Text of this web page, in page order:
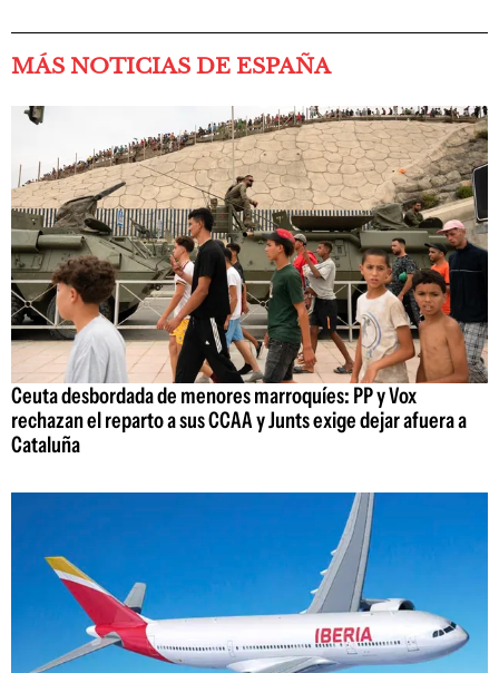
MÁS NOTICIAS DE ESPAÑA
Ceuta desbordada de menores marroquíes: PP y Vox
rechazan el reparto a sus CCAA y Junts exige dejar afuera a
Cataluña